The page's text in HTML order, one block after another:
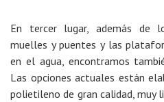
En tercer lugar, además de
muelles y puentes y las
en el agua, encontramos
Las opciones actuales están
polietileno de gran calidad, muy